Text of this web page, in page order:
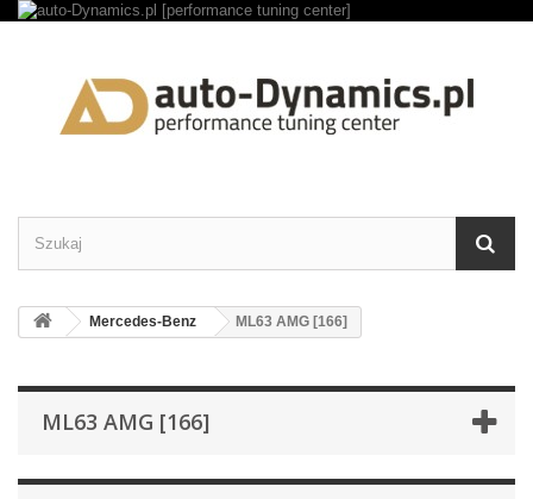
Mercedes-Benz ML63 AMG [166]
ML63 AMG [166]